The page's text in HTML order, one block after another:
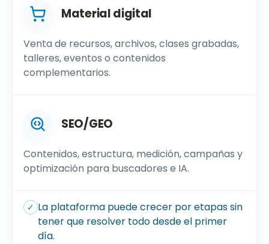
Material digital
Venta de recursos, archivos, clases grabadas,
talleres, eventos o contenidos
complementarios.
SEO/GEO
Contenidos, estructura, medición, campañas y
optimización para buscadores e IA.
✓ La plataforma puede crecer por etapas sin
tener que resolver todo desde el primer
día.